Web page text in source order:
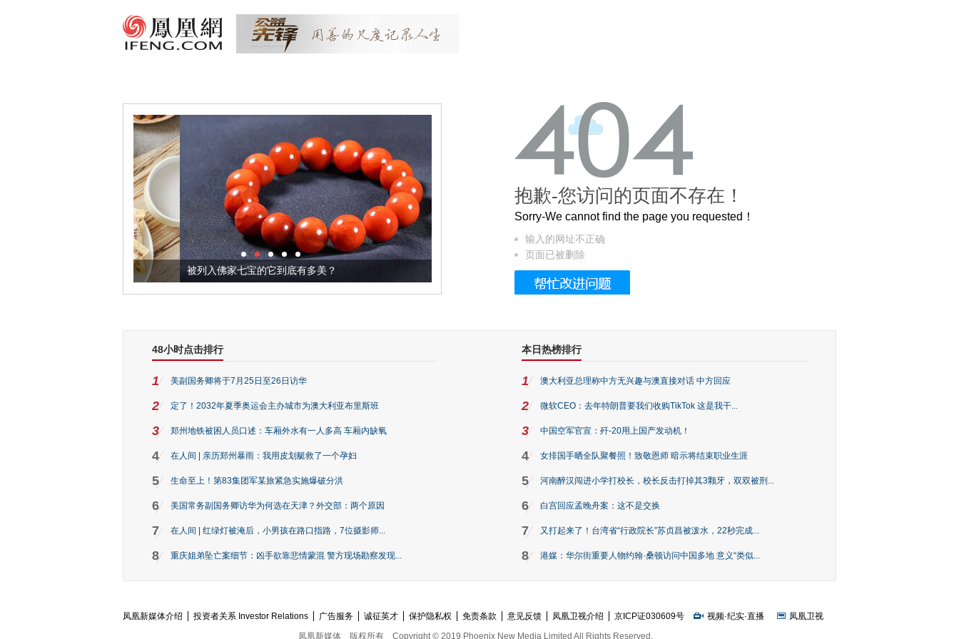
被列入佛家七宝的它到底有多美？ 这个3.2米的长卷，还原了600岁的紫禁城
抱歉-您访问的页面不存在！
Sorry-We cannot find the page you requested！
输入的网址不正确
页面已被删除
48小时点击排行
1 美副国务卿将于7月25日至26日访华
2 定了！2032年夏季奥运会主办城市为澳大利亚布里斯班
3 郑州地铁被困人员口述：车厢外水有一人多高 车厢内缺氧
4 在人间 | 亲历郑州暴雨：我用皮划艇救了一个孕妇
5 生命至上！第83集团军某旅紧急实施爆破分洪
6 美国常务副国务卿访华为何选在天津？外交部：两个原因
7 在人间 | 红绿灯被淹后，小男孩在路口指路，7位摄影师...
8 重庆姐弟坠亡案细节：凶手欲靠悲情蒙混 警方现场勘察发现...
本日热榜排行
1 澳大利亚总理称中方无兴趣与澳直接对话 中方回应
2 微软CEO：去年特朗普要我们收购TikTok 这是我干...
3 中国空军官宣：歼-20用上国产发动机！
4 女排国手晒全队聚餐照！致敬恩师 暗示将结束职业生涯
5 河南醉汉闯进小学打校长，校长反击打掉其3颗牙，双双被刑...
6 白宫回应孟晚舟案：这不是交换
7 又打起来了！台湾省“行政院长”苏贞昌被泼水，22秒完成...
8 港媒：华尔街重要人物约翰·桑顿访问中国多地 意义“类似...
凤凰新媒体介绍 投资者关系 Investor Relations 广告服务 诚征英才 保护隐私权 免责条款 意见反馈 凤凰卫视介绍 京ICP证030609号 视频·纪实·直播
凤凰卫视
凤凰新媒体
版权所有 Copyright © 2019 Phoenix New Media Limited All Rights Reserved.